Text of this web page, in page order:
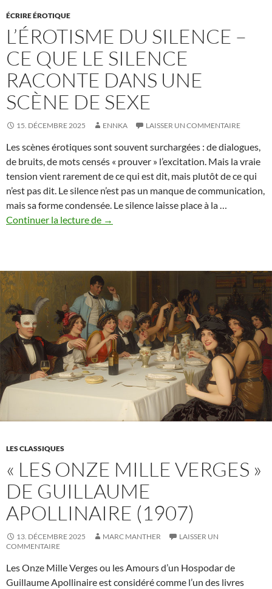
ÉCRIRE ÉROTIQUE
L’ÉROTISME DU SILENCE –
CE QUE LE SILENCE
RACONTE DANS UNE
SCÈNE DE SEXE
15. DÉCEMBRE 2025 ENNKA LAISSER UN COMMENTAIRE
Les scènes érotiques sont souvent surchargées : de dialogues,
de bruits, de mots censés « prouver » l’excitation. Mais la vraie
tension vient rarement de ce qui est dit, mais plutôt de ce qui
n’est pas dit. Le silence n’est pas un manque de communication,
mais sa forme condensée. Le silence laisse place à la …
Continuer la lecture de L’érotisme
ce
que
le
silence
raconte
dans
une
scène
→
LES CLASSIQUES
« LES ONZE MILLE VERGES »
DE GUILLAUME
APOLLINAIRE (1907)
13. DÉCEMBRE 2025 MARC MANTHER
LAISSER UN
COMMENTAIRE
Les Onze Mille Verges ou les Amours d’un Hospodar de
Guillaume Apollinaire est considéré comme l’un des livres